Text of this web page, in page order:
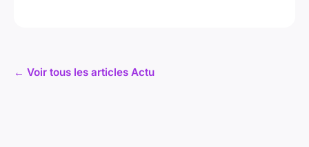
← Voir tous les articles Actu